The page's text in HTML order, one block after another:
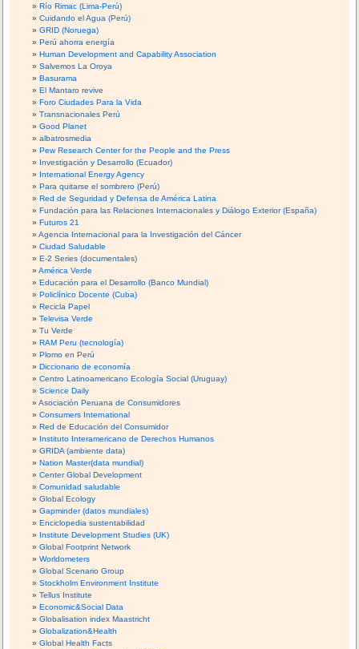
Río Rimac (Lima-Perú)
Cuidando el Agua (Perú)
GRID (Noruega)
Perú ahorra energía
Human Development and Capability Association
Salvemos La Oroya
Basurama
El Mantaro revive
Foro Ciudades Para la Vida
Transnacionales Perú
Good Planet
albatrosmedia
Pew Research Center for the People and the Press
Investigación y Desarrollo (Ecuador)
International Energy Agency
Para quitarse el sombrero (Perú)
Red de Seguridad y Defensa de América Latina
Fundación para las Relaciones Internacionales y Diálogo Exterior (España)
Futuros 21
Agencia Internacional para la Investigación del Cáncer
Ciudad Saludable
E-2 Series (documentales)
América Verde
Educación para el Desarrollo (Banco Mundial)
Policlínico Docente (Cuba)
Recicla Papel
Televisa Verde
Tu Verde
RAM Peru (tecnología)
Plomo en Perú
Diccionario de economía
Centro Latinoamericano Ecología Social (Uruguay)
Science Daily
Asociación Peruana de Consumidores
Consumers International
Red de Educación del Consumidor
Instituto Interamericano de Derechos Humanos
GRIDA (ambiente data)
Nation Master(data mundial)
Center Global Development
Comunidad saludable
Global Ecology
Gapminder (datos mundiales)
Enciclopedia sustentabilidad
Institute Development Studies (UK)
Global Footprint Network
Worldometers
Global Scenario Group
Stockholm Environment Institute
Tellus Institute
Economic&Social Data
Globalisation index Maastricht
Globalization&Health
Global Health Facts